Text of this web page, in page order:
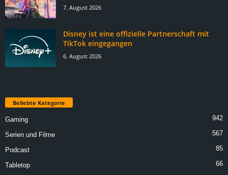
7. August 2026
Disney ist eine offizielle Partnerschaft mit
TikTok eingegangen
6. August 2026
Beliebte Kategorie
Gaming 942
Serien und Filme 567
Podcast 85
Tabletop 66